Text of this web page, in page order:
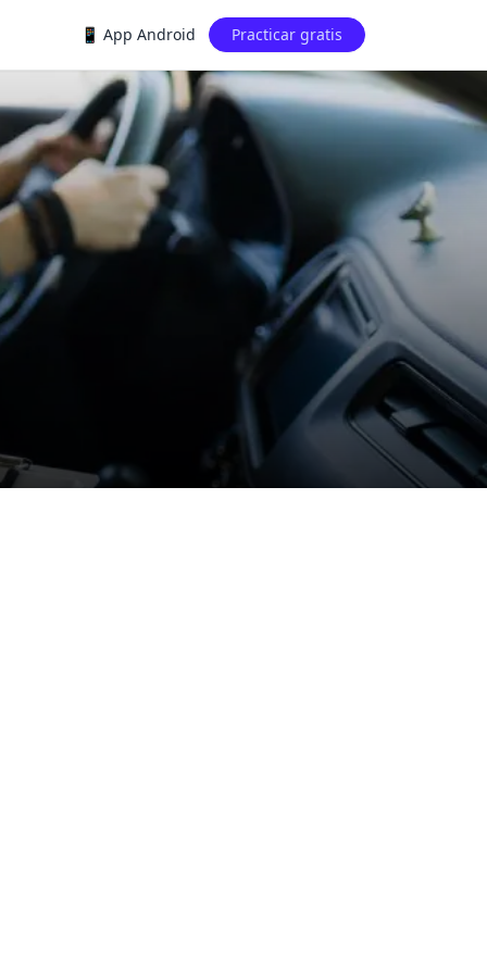
📱 App Android Practicar gratis